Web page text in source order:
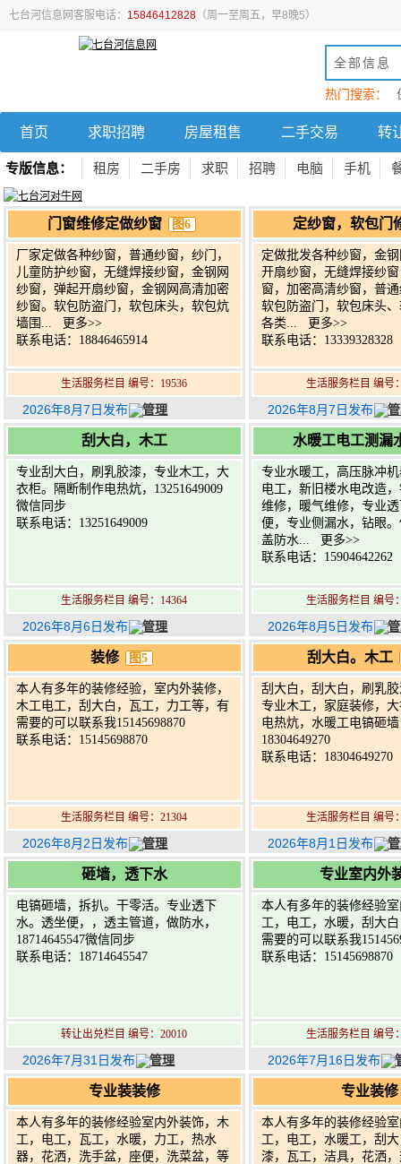
七台河信息网客服电话： 15846412828 （周一至周五，早8晚5）
全部信息
热门搜索：
首页 求职招聘 房屋租售 二手交易 转
专版信息： 租房 二手房 求职 招聘 电脑 手机
门窗维修定做纱窗 图6
厂家定做各种纱窗，普通纱窗，纱门，
儿童防护纱窗，无缝焊接纱窗，金钢网
纱窗，弹起开扇纱窗，金钢网高清加密
纱窗。软包防盗门，软包床头，软包炕
墙围...
更多>>
联系电话：18846465914
生活服务栏目 编号：19536
2026年8月7日发布 管理
定纱窗，软包门
定做批发各种纱窗，金
开扇纱窗，无缝焊接纱
窗，加密高清纱窗，普
软包防盗门，软包床头
各类...
更多>>
联系电话：13339328328
生活服务栏目 编号
2026年8月7日发布
刮大白，木工
专业刮大白，刷乳胶漆，专业木工，大
衣柜。隔断制作电热炕，13251649009
微信同步
联系电话：13251649009
生活服务栏目 编号：14364
2026年8月6日发布 管理
水暖工电工测漏
专业水暖工，高压脉冲
电工，新旧楼水电改造
维修，暖气维修，专业
便，专业侧漏水，钻眼
盖防水...
更多>>
联系电话：15904642262
生活服务栏目 编号
2026年8月5日发布
装修 图5
本人有多年的装修经验，室内外装修，
木工电工，刮大白，瓦工，力工等，有
需要的可以联系我15145698870
联系电话：15145698870
生活服务栏目 编号：21304
2026年8月2日发布 管理
刮大白。木工
刮大白，刮大白，刷乳
专业木工，家庭装修，
电热炕，水暖工电镐砸
18304649270
联系电话：18304649270
生活服务栏目 编号
2026年8月1日发布
砸墙，透下水
电镐砸墙，拆扒。干零活。专业透下
水。透坐便，，透主管道，做防水，
18714645547微信同步
联系电话：18714645547
转让出兑栏目 编号：20010
2026年7月31日发布 管理
专业室内外
本人有多年的装修经验
工，电工，水暖，刮大
需要的可以联系我
联系电话：15145698870
生活服务栏目 编号
2026年7月16日发布
专业装装修
本人有多年的装修经验室内外装饰，木
工，电工，瓦工，水暖，力工，热水
器，花洒，洗手盆，座便，洗菜盆，等
专业装修
本人有多年的装修经验
工，电工，水暖工，刮
漆，瓦工，洁具，花洒